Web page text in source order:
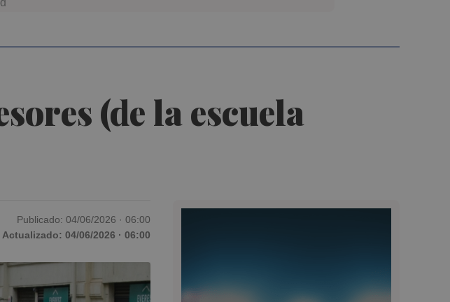
(de la escuela
Publicado: 04/06/2026 · 06:00
Actualizado: 04/06/2026 · 06:00